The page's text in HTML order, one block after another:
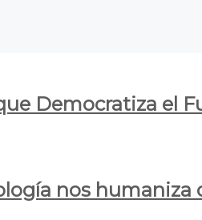
Democratiza el
nos humaniza